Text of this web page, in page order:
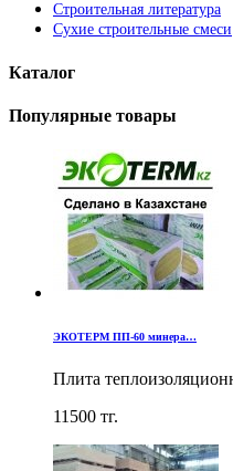
Строительная литература
Сухие строительные смеси
Каталог
Популярные товары
ЭКОТЕРМ ПП-60 минера…
Плита
11500 тг.